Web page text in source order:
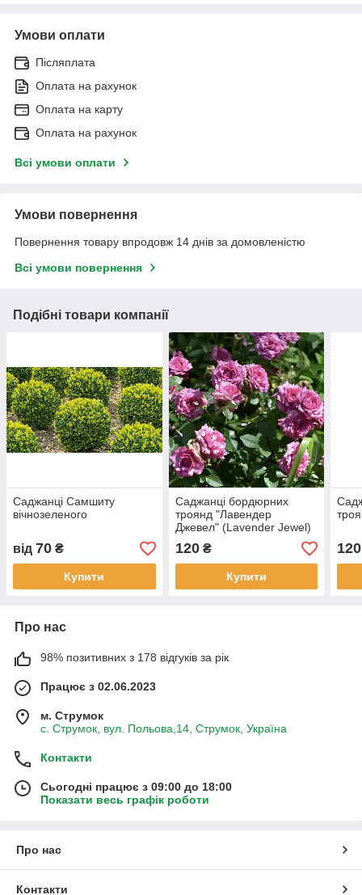
Умови оплати
Післяплата
Оплата на рахунок
Оплата на карту
Оплата на рахунок
Всі умови оплати
Умови повернення
Повернення товару впродовж 14 днів за домовленістю
Всі умови повернення
Подібні товари компанії
Саджанці Самшиту
вічнозеленого
від 70 ₴
Купити
Саджанці бордюрних
троянд "Лавендер
Джевел" (Lavender Jewel)
120₴
Купити
120
Про нас
98% позитивних з 178 відгуків за рік
Працює з 02.06.2023
м. Струмок
с. Струмок, вул. Польова,14, Струмок, Україна
Контакти
Сьогодні працює з 09:00 до 18:00
Показати весь графік роботи
Про нас
Контакти